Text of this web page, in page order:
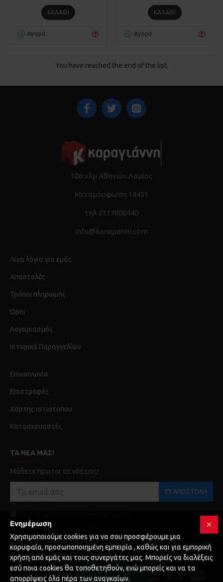
ΚΑΛΆΘΙ
Αγορά
ΚΑΛΆΘΙ
Αγορά
You have reached the end of the list.
10ο χλμ Αθηνών Λαμίας
Μεταμόρφωση 14451
τηλ 2117808440
info@karagianni.com
Λίγα λόγια για εμάς
Αποστολές
Τρόποι πληρωμής
Όροι
Λογαριασμός
Ιστορικό Παραγγελίων
Επικοινωνία
Επιστροφές
Χάρτης ιστιότοπου
Κατασκευαστές
ΤΑ ΝΈΑ ΜΑΣ!
Μάθετε πρωτοι τα νέα μας!
ΑΠΟΣΤΟΛΉ
Προστασία Προσωπικών Δεδομένων
Copyright © 2025 Karagianni, All Rights Reserved
Ενημέρωση
Χρησιμοποιούμε cookies για να σου προσφέρουμε μια
κορυφαία, προσωποποιημένη εμπειρία , καθώς και για εμπορική
χρήση από εμάς και τους συνεργάτες μας. Μπορείς να διαλέξεις
εσύ ποια cookies θα τοποθετηθούν, ενώ μπορείς και να τα
απορρίψεις όλα πέρα των αναγκαίων.
FILTER PRODUCTS